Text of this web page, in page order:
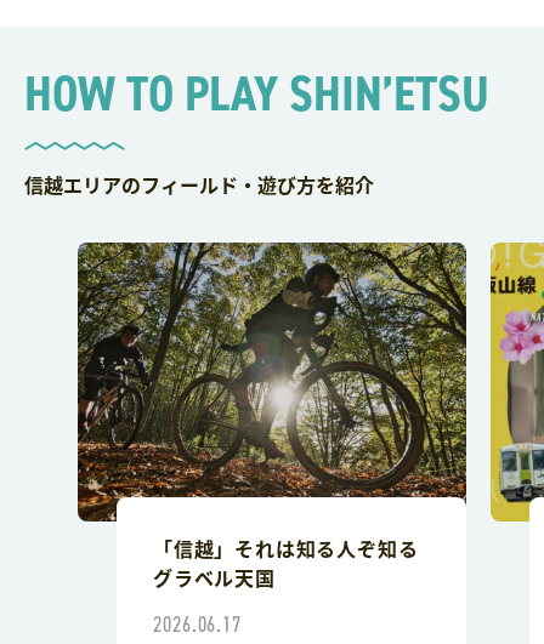
HOW TO PLAY SHIN’ETSU
信越エリアのフィールド・遊び方を紹介
「信越」それは知る人ぞ知る
グラベル天国
2026.06.17